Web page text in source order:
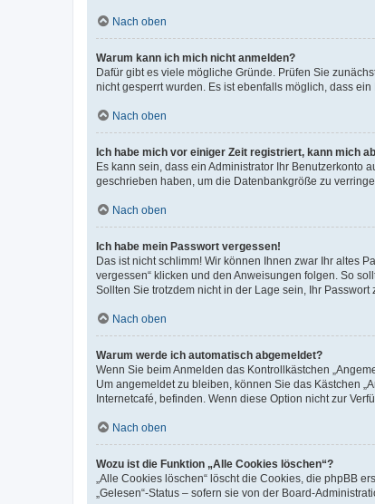
Nach oben
Warum kann ich mich nicht anmelden?
Dafür gibt es viele mögliche Gründe. Prüfen Sie
nicht gesperrt wurden. Es ist ebenfalls möglich, dass
Nach oben
Ich habe mich vor einiger Zeit registriert, kann mich
Es kann sein, dass ein Administrator Ihr Benutzerkonto
geschrieben haben, um die Datenbankgröße zu
Nach oben
Ich habe mein Passwort vergessen!
Das ist nicht schlimm! Wir können Ihnen zwar Ihr altes
vergessen“ klicken und den Anweisungen folgen. So
Sollten Sie trotzdem nicht in der Lage sein, Ihr
Nach oben
Warum werde ich automatisch abgemeldet?
Wenn Sie beim Anmelden das Kontrollkästchen
Um angemeldet zu bleiben, können Sie das Kästchen
Internetcafé, befinden. Wenn diese Option nicht zur
Nach oben
Wozu ist die Funktion „Alle Cookies löschen“?
„Alle Cookies löschen“ löscht die Cookies, die phpBB
„Gelesen“-Status – sofern sie von der Board-